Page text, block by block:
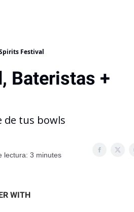
Festival
Bateristas +
de tus bowls
lectura: 3 minutes
WITH